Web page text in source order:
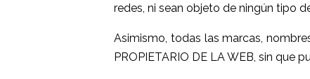
redes, ni sean objeto de ningún tipo
Asimismo, todas las marcas,
PROPIETARIO DE LA WEB, sin que